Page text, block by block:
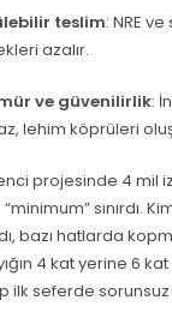
teslim: NRE
azalır.
ve güvenilirlik:
lehim köprüleri
projesinde 4 mil
sınırdı.
bazı hatlarda
4 kat yerine 6
ilk seferde